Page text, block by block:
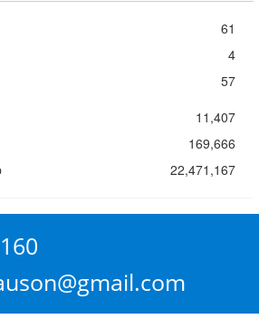
61
4
57
11,407
169,666
22,471,167